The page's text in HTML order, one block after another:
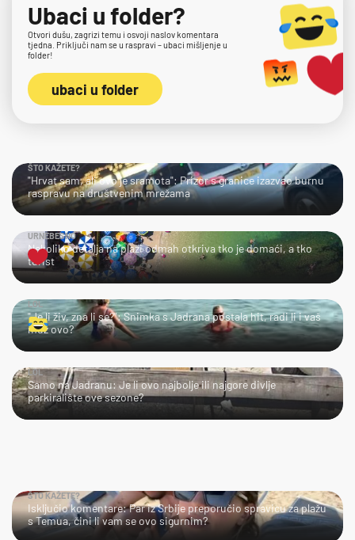
Ubaci u folder?
Otvori dušu, zagrizi temu i osvoji naslov komentara
tjedna. Priključi nam se u raspravi – ubaci mišljenje u
folder!
ubaci u folder
ŠTO KAŽETE?
"Hrvat sam, ali ovo je sramota": Prizor s granice izazvao burnu
raspravu na društvenim mrežama
URNEBESNO
Nekoliko detalja na plaži odmah otkriva tko je domaći, a tko
turist
LOL
"Je li živ, zna li se?": Snimka s Jadrana postala hit, radi li i vaš
muž ovo?
LOL
Samo na Jadranu: Je li ovo najbolje ili najgore divlje
parkiralište ove sezone?
ŠTO KAŽETE?
Isključio komentare: Par iz Srbije preporučio spravicu za plažu
s Temua, čini li vam se ovo sigurnim?